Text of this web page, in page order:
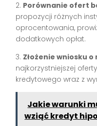
2. Porównanie ofert
propozycji różnych
oprocentowania,
dodatkowych opłat.
3. Złożenie wniosku
najkorzystniejszej
kredytowego wraz z
Jakie warunki
wziąć kredyt